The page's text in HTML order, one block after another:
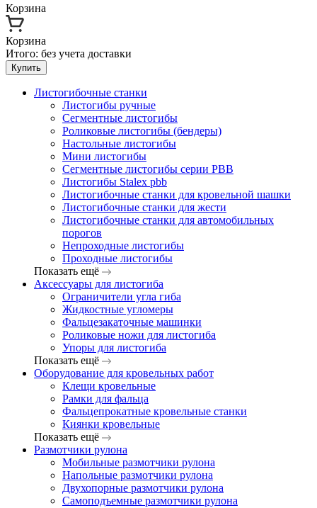
Корзина
Корзина
Итого: без учета доставки
Купить
Листогибочные станки
Листогибы ручные
Сегментные листогибы
Роликовые листогибы (бендеры)
Настольные листогибы
Мини листогибы
Сегментные листогибы серии PBB
Листогибы Stalex pbb
Листогибочные станки для кровельной шашки
Листогибочные станки для жести
Листогибочные станки для автомобильных
порогов
Непроходные листогибы
Проходные листогибы
Показать ещё
Аксессуары для листогиба
Ограничители угла гиба
Жидкостные угломеры
Фальцезакаточные машинки
Роликовые ножи для листогиба
Упоры для листогиба
Показать ещё
Оборудование для кровельных работ
Клещи кровельные
Рамки для фальца
Фальцепрокатные кровельные станки
Киянки кровельные
Показать ещё
Размотчики рулона
Мобильные размотчики рулона
Напольные размотчики рулона
Двухопорные размотчики рулона
Самоподъемные размотчики рулона